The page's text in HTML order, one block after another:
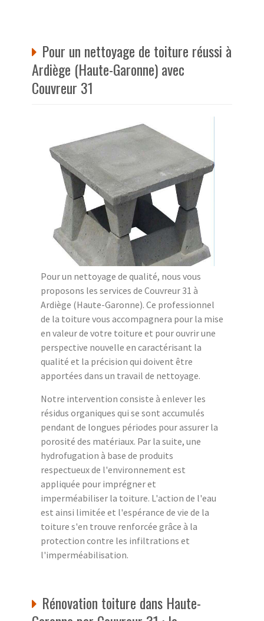
Pour un nettoyage de toiture réussi à
Ardiège (Haute-Garonne) avec
Couvreur 31
Pour un nettoyage de qualité, nous vous
proposons les services de Couvreur 31 à
Ardiège (Haute-Garonne). Ce professionnel
de la toiture vous accompagnera pour la mise
en valeur de votre toiture et pour ouvrir une
perspective nouvelle en caractérisant la
qualité et la précision qui doivent être
apportées dans un travail de nettoyage.
Notre intervention consiste à enlever les
résidus organiques qui se sont accumulés
pendant de longues périodes pour assurer la
porosité des matériaux. Par la suite, une
hydrofugation à base de produits
respectueux de l'environnement est
appliquée pour imprégner et
imperméabiliser la toiture. L'action de l'eau
est ainsi limitée et l'espérance de vie de la
toiture s'en trouve renforcée grâce à la
protection contre les infiltrations et
l'imperméabilisation.
Rénovation toiture dans Haute-